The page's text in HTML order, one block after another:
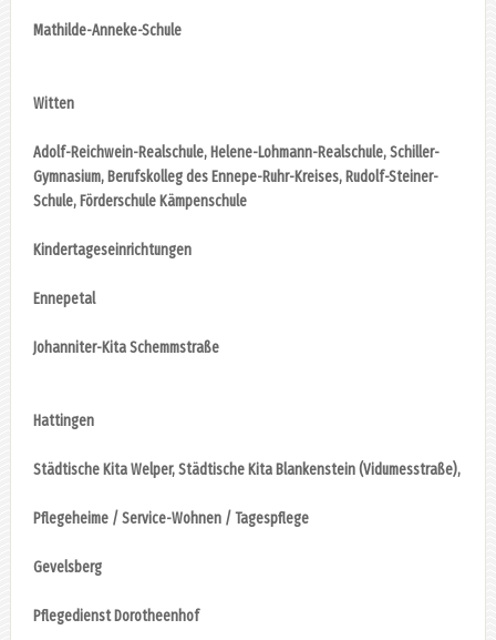
Mathilde-Anneke-Schule
Witten
Adolf-Reichwein-Realschule, Helene-Lohmann-Realschule, Schiller-
Gymnasium, Berufskolleg des Ennepe-Ruhr-Kreises, Rudolf-Steiner-
Schule, Förderschule Kämpenschule
Kindertageseinrichtungen
Ennepetal
Johanniter-Kita Schemmstraße
Hattingen
Städtische Kita Welper, Städtische Kita Blankenstein (Vidumesstraße),
Pflegeheime / Service-Wohnen / Tagespflege
Gevelsberg
Pflegedienst Dorotheenhof